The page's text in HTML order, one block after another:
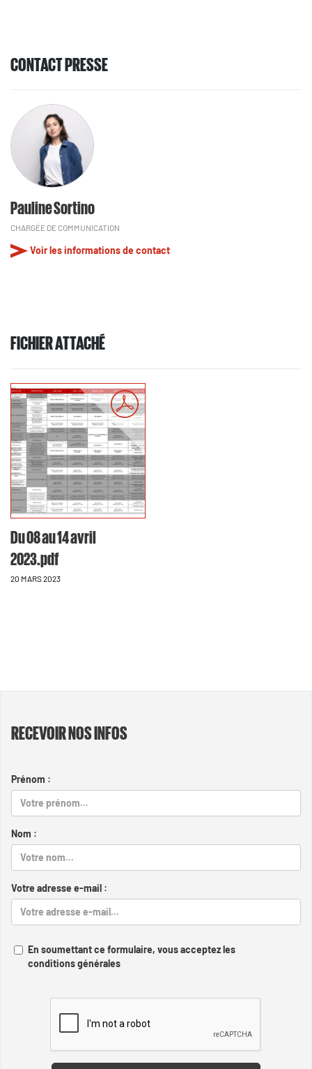
CONTACT PRESSE
Pauline Sortino
CHARGÉE DE COMMUNICATION
Voir les informations de contact
FICHIER ATTACHÉ
Du 08 au 14 avril
2023.pdf
20 MARS 2023
RECEVOIR NOS INFOS
Prénom :
Nom :
Votre adresse e-mail :
En soumettant ce formulaire, vous acceptez les
conditions générales